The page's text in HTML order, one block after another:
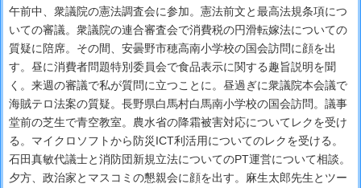
午前中、衆議院の憲法調査会に参加。憲法前文と最高法規条項につ
いての審議。衆議院の連合審査会で消費税の円滑転嫁法についての
質疑に陪席。その間、安曇野市穂高南小学校の国会訪問に顔を出
す。昼に消費者問題特別委員会で食品表示に関する趣旨説明を聞
く。来週の審議で私が質問に立つことに。昼過ぎに衆議院本会議で
海賊テロ法案の質疑。長野県白馬村白馬南小学校の国会訪問。議事
堂前の芝生で青空教室。農水省の降霜被害対応についてレクを受け
る。マイクロソフトから防災ICT利活用についてのレクを受ける。
石田真敏代議士と消防団新規立法についてのPT運営について相談。
夕方、政治家とマスコミの懇親会に顔を出す。麻生太郎先生とツー